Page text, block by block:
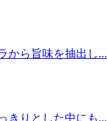
から旨味を抽出し...
きりとした中にも...